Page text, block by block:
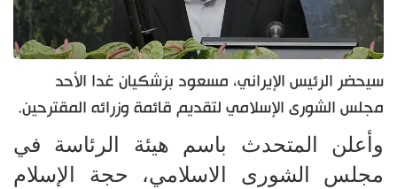
سيحضر الرئيس الإيراني، مسعود بزشكيان غدا الأحد
مجلس الشورى الإسلامي لتقديم قائمة وزرائه المقترحين.
وأعلن المتحدث باسم هيئة الرئاسة في
مجلس الشورى الاسلامي، حجة الإسلام